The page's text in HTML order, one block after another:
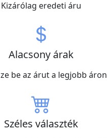
Kizárólag eredeti áru
Alacsony árak
be az árut a legjobb áron
Széles választék